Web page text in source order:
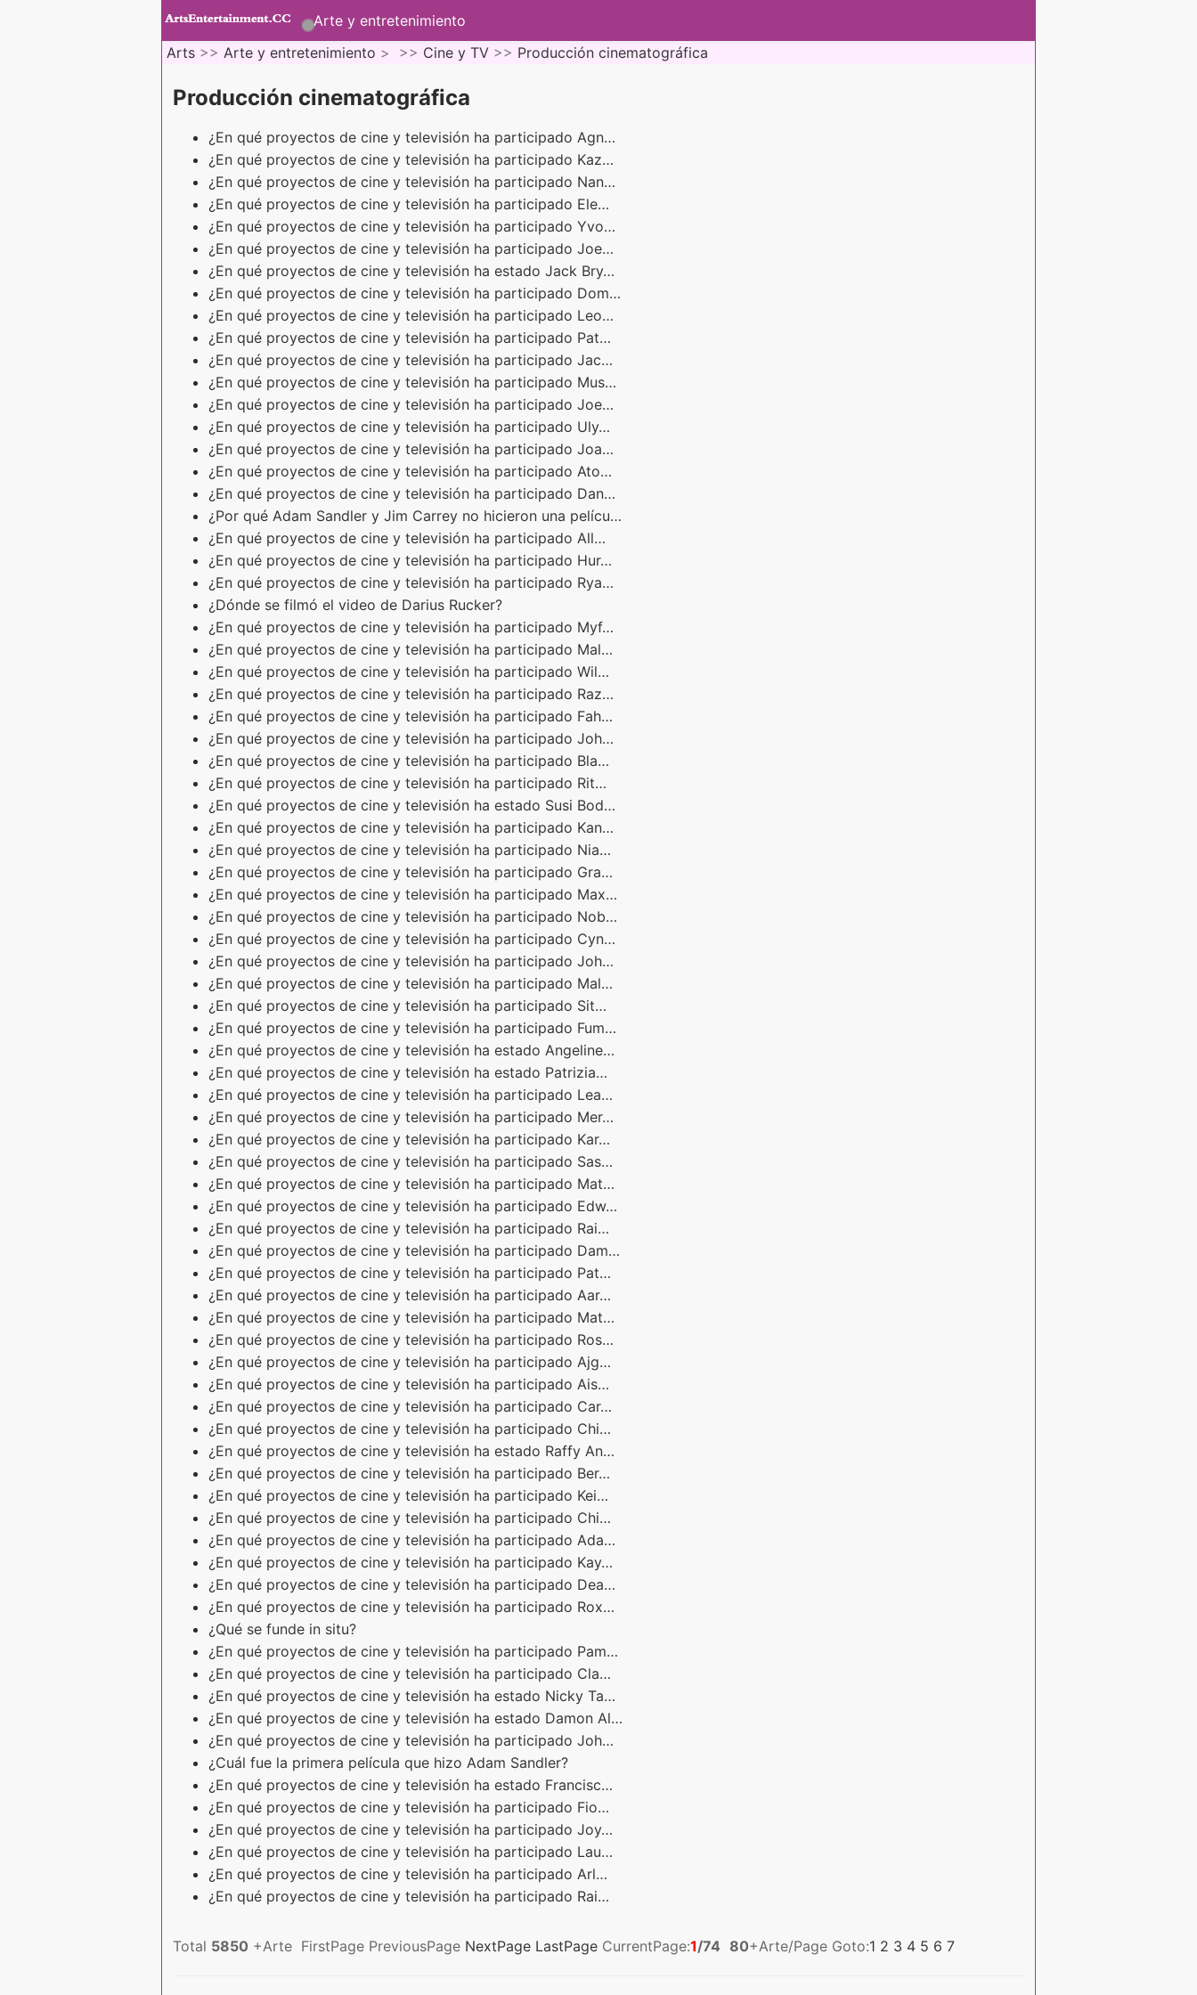
Arte y entretenimiento
Arts >> Arte y entretenimiento > >> Cine y TV >> Producción cinematográfica
Producción cinematográfica
¿En qué proyectos de cine y televisión ha participado Agn…
¿En qué proyectos de cine y televisión ha participado Kaz…
¿En qué proyectos de cine y televisión ha participado Nan…
¿En qué proyectos de cine y televisión ha participado Ele…
¿En qué proyectos de cine y televisión ha participado Yvo…
¿En qué proyectos de cine y televisión ha participado Joe…
¿En qué proyectos de cine y televisión ha estado Jack Bry…
¿En qué proyectos de cine y televisión ha participado Dom…
¿En qué proyectos de cine y televisión ha participado Leo…
¿En qué proyectos de cine y televisión ha participado Pat…
¿En qué proyectos de cine y televisión ha participado Jac…
¿En qué proyectos de cine y televisión ha participado Mus…
¿En qué proyectos de cine y televisión ha participado Joe…
¿En qué proyectos de cine y televisión ha participado Uly…
¿En qué proyectos de cine y televisión ha participado Joa…
¿En qué proyectos de cine y televisión ha participado Ato…
¿En qué proyectos de cine y televisión ha participado Dan…
¿Por qué Adam Sandler y Jim Carrey no hicieron una pelícu…
¿En qué proyectos de cine y televisión ha participado All…
¿En qué proyectos de cine y televisión ha participado Hur…
¿En qué proyectos de cine y televisión ha participado Rya…
¿Dónde se filmó el video de Darius Rucker?
¿En qué proyectos de cine y televisión ha participado Myf…
¿En qué proyectos de cine y televisión ha participado Mal…
¿En qué proyectos de cine y televisión ha participado Wil…
¿En qué proyectos de cine y televisión ha participado Raz…
¿En qué proyectos de cine y televisión ha participado Fah…
¿En qué proyectos de cine y televisión ha participado Joh…
¿En qué proyectos de cine y televisión ha participado Bla…
¿En qué proyectos de cine y televisión ha participado Rit…
¿En qué proyectos de cine y televisión ha estado Susi Bod…
¿En qué proyectos de cine y televisión ha participado Kan…
¿En qué proyectos de cine y televisión ha participado Nia…
¿En qué proyectos de cine y televisión ha participado Gra…
¿En qué proyectos de cine y televisión ha participado Max…
¿En qué proyectos de cine y televisión ha participado Nob…
¿En qué proyectos de cine y televisión ha participado Cyn…
¿En qué proyectos de cine y televisión ha participado Joh…
¿En qué proyectos de cine y televisión ha participado Mal…
¿En qué proyectos de cine y televisión ha participado Sit…
¿En qué proyectos de cine y televisión ha participado Fum…
¿En qué proyectos de cine y televisión ha estado Angeline…
¿En qué proyectos de cine y televisión ha estado Patrizia…
¿En qué proyectos de cine y televisión ha participado Lea…
¿En qué proyectos de cine y televisión ha participado Mer…
¿En qué proyectos de cine y televisión ha participado Kar…
¿En qué proyectos de cine y televisión ha participado Sas…
¿En qué proyectos de cine y televisión ha participado Mat…
¿En qué proyectos de cine y televisión ha participado Edw…
¿En qué proyectos de cine y televisión ha participado Rai…
¿En qué proyectos de cine y televisión ha participado Dam…
¿En qué proyectos de cine y televisión ha participado Pat…
¿En qué proyectos de cine y televisión ha participado Aar…
¿En qué proyectos de cine y televisión ha participado Mat…
¿En qué proyectos de cine y televisión ha participado Ros…
¿En qué proyectos de cine y televisión ha participado Ajg…
¿En qué proyectos de cine y televisión ha participado Ais…
¿En qué proyectos de cine y televisión ha participado Car…
¿En qué proyectos de cine y televisión ha participado Chi…
¿En qué proyectos de cine y televisión ha estado Raffy An…
¿En qué proyectos de cine y televisión ha participado Ber…
¿En qué proyectos de cine y televisión ha participado Kei…
¿En qué proyectos de cine y televisión ha participado Chi…
¿En qué proyectos de cine y televisión ha participado Ada…
¿En qué proyectos de cine y televisión ha participado Kay…
¿En qué proyectos de cine y televisión ha participado Dea…
¿En qué proyectos de cine y televisión ha participado Rox…
¿Qué se funde in situ?
¿En qué proyectos de cine y televisión ha participado Pam…
¿En qué proyectos de cine y televisión ha participado Cla…
¿En qué proyectos de cine y televisión ha estado Nicky Ta…
¿En qué proyectos de cine y televisión ha estado Damon Al…
¿En qué proyectos de cine y televisión ha participado Joh…
¿Cuál fue la primera película que hizo Adam Sandler?
¿En qué proyectos de cine y televisión ha estado Francisc…
¿En qué proyectos de cine y televisión ha participado Fio…
¿En qué proyectos de cine y televisión ha participado Joy…
¿En qué proyectos de cine y televisión ha participado Lau…
¿En qué proyectos de cine y televisión ha participado Arl…
¿En qué proyectos de cine y televisión ha participado Rai…
Total 5850 +Arte FirstPage PreviousPage NextPage LastPage CurrentPage:1/74 80+Arte/Page Goto:1 2 3 4 5 6 7